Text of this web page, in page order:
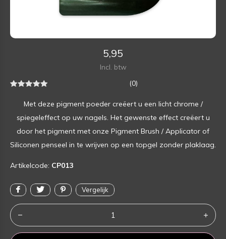
5,95
Incl. btw
(0)
Met deze pigment poeder creëert u een licht chrome /
spiegeleffect op uw nagels. Het gewenste effect creëert u
door het pigment met onze Pigment Brush / Applicator of
Siliconen penseel in te wrijven op een topgel zonder plaklaag.
Artikelcode: CP013
Vergelijk